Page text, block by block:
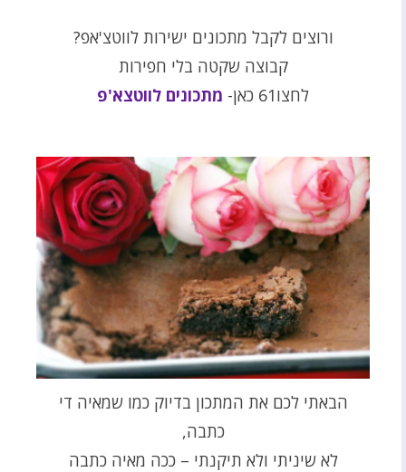
ורוצים לקבל מתכונים ישירות לווטצ'אפ?
קבוצה שקטה בלי חפירות
לחצו61 כאן-
מתכונים לווטצא'פ
הבאתי לכם את המתכון בדיוק כמו שמאיה די
כתבה,
לא שיניתי ולא תיקנתי – ככה מאיה כתבה